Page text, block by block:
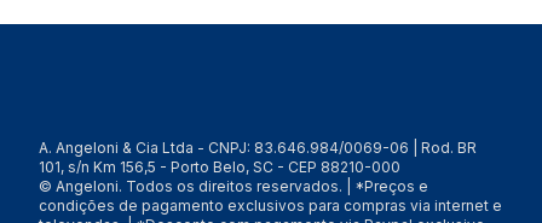
A. Angeloni & Cia Ltda - CNPJ: 83.646.984/0069-06 | Rod. BR
101, s/n Km 156,5 - Porto Belo, SC - CEP 88210-000
© Angeloni. Todos os direitos reservados. | *Preços e
condições de pagamento exclusivos para compras via internet e